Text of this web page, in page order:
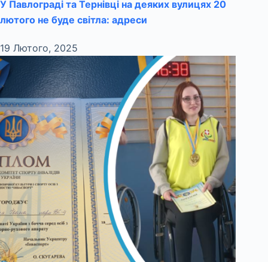
У Павлограді та Тернівці на деяких вулицях 20
лютого не буде світла: адреси
19 Лютого, 2025